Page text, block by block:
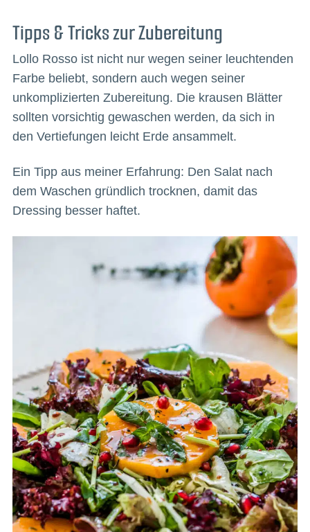
Tipps & Tricks zur Zubereitung
Lollo Rosso ist nicht nur wegen seiner leuchtenden
Farbe beliebt, sondern auch wegen seiner
unkomplizierten Zubereitung. Die krausen Blätter
sollten vorsichtig gewaschen werden, da sich in
den Vertiefungen leicht Erde ansammelt.
Ein Tipp aus meiner Erfahrung: Den Salat nach
dem Waschen gründlich trocknen, damit das
Dressing besser haftet.